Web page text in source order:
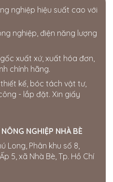
nghiệp hiệu suất cao với
nghiệp, điện năng lượng
xuất xứ, xuất hóa đơn,
chính hãng.
kế, bóc tách vật tư,
- lắp đặt. Xin giấy
NGHIỆP NHÀ BÈ
Long, Phân khu số 8,
5, xã Nhà Bè, Tp. Hồ Chí